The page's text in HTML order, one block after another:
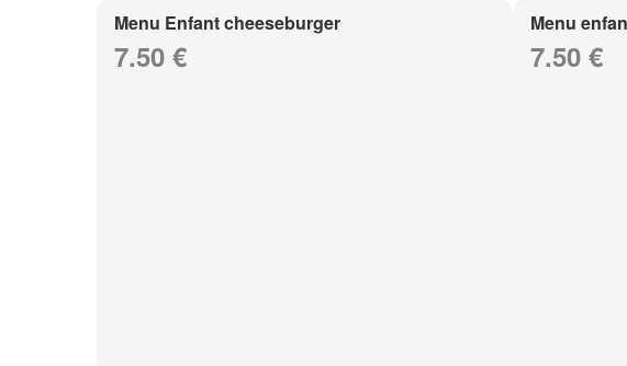
Menu Enfant cheeseburger
7.50 €
Menu
7.50 €